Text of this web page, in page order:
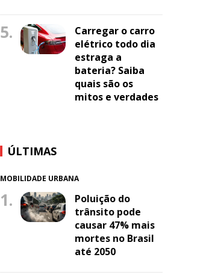
5.
Carregar o carro
elétrico todo dia
estraga a
bateria? Saiba
quais são os
mitos e verdades
ÚLTIMAS
MOBILIDADE URBANA
1.
Poluição do
trânsito pode
causar 47% mais
mortes no Brasil
até 2050